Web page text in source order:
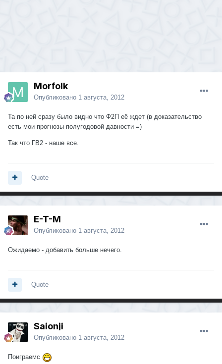
Morfolk
Опубликовано 1 августа, 2012
Та по ней сразу было видно что Ф2П её ждет (в доказательство
есть мои прогнозы полугодовой давности =)
Так что ГВ2 - наше все.
Quote
E-T-M
Опубликовано 1 августа, 2012
Ожидаемо - добавить больше нечего.
Quote
Saionji
Опубликовано 1 августа, 2012
Поиграемс